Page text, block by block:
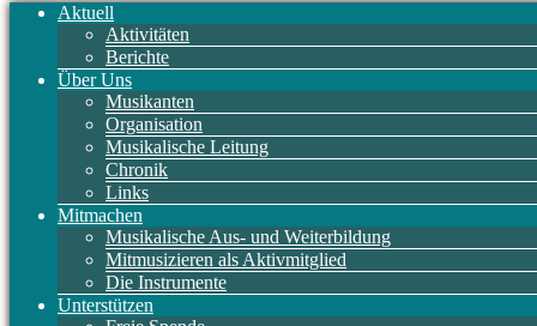
Aktuell
Aktivitäten
Berichte
Über Uns
Musikanten
Organisation
Musikalische Leitung
Chronik
Links
Mitmachen
Musikalische Aus- und Weiterbildung
Mitmusizieren als Aktivmitglied
Die Instrumente
Unterstützen